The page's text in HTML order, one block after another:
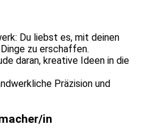
Du liebst es, mit deinen
zu erschaffen.
daran, kreative Ideen in die
Präzision und
in